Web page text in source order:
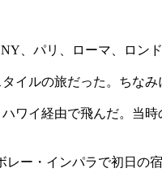
、パリ、ローマ、ロン
イルの旅だった。ちな
ワイ経由で飛んだ。当
ー・インパラで初日の宿